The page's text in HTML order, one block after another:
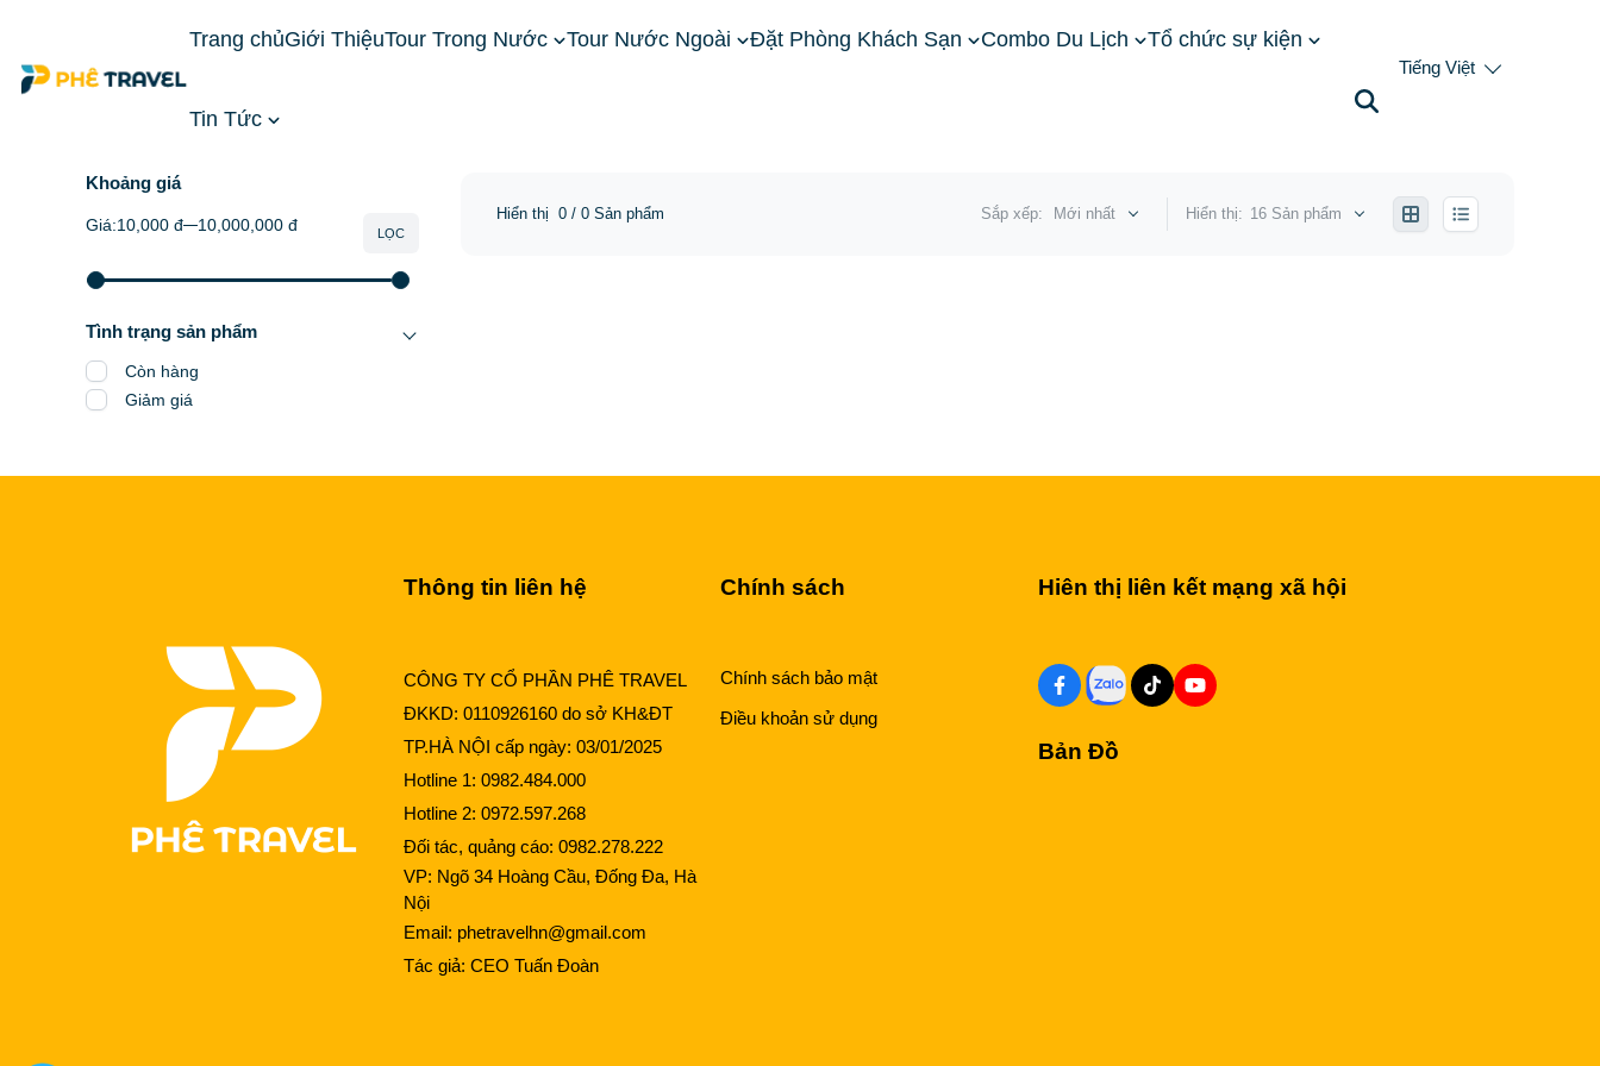
Trang chủGiới ThiệuTour Trong Nước Tour Nước Ngoài Đặt Phòng Khách Sạn Combo Du Lịch Tổ chức sự kiện
Tin Tức
Tiếng Việt
Combo Du Lịch
Khoảng giá
Giá:10,000 đ 10,000,000 đ LỌC
Tình trạng sản phẩm
Còn hàng
Giảm giá
Hiển thị 0 / 0 Sản phẩm Sắp xếp: Mới nhất Hiển thị: 16 Sản phẩm
Thông tin liên hệ
CÔNG TY CỔ PHẦN PHÊ TRAVEL
ĐKKD: 0110926160 do sở KH&ĐT
TP.HÀ NỘI cấp ngày: 03/01/2025
Hotline 1: 0982.484.000
Hotline 2: 0972.597.268
Đối tác, quảng cáo: 0982.278.222
VP: Ngõ 34 Hoàng Cầu, Đống Đa, Hà
Nội
Email: phetravelhn@gmail.com
Tác giả: CEO Tuấn Đoàn
Chính sách
Chính sách bảo mật
Điều khoản sử dụng
Hiên thị liên kết mạng xã hội
Bản Đồ